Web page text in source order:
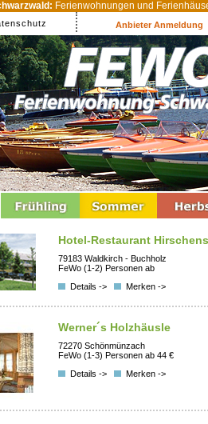
Ferienwohnungen und
Anbieter Anmeldung
Hotel-Restaurant
79183 Waldkirch - Buchholz
FeWo (1-2) Personen ab
Details ->
Merken ->
Werner´s Holzhäusle
72270 Schönmünzach
FeWo (1-3) Personen ab 44 €
Details ->
Merken ->